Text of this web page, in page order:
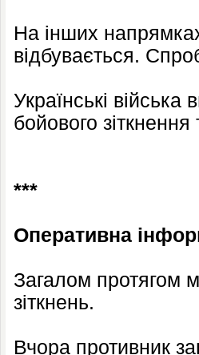
На інших
відбувається.
Українські війська
бойового зіткнення
***
Оперативна
Загалом протягом
зіткнень.
Вчора противник